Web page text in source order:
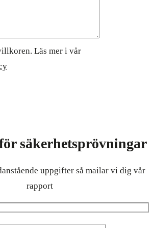
Läs mer i vår
säkerhetsprövningar
uppgifter så mailar vi dig vår
rapport